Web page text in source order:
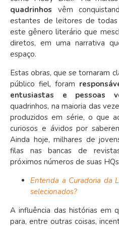
quadrinhos vêm
estantes de leitores de
este gênero literário que
diretos, em uma narrativa
espaço.
Estas obras, que se tornaram
público fiel, foram
entusiastas e pessoas
quadrinhos, na maioria das
produzidos em série, o que
curiosos e ávidos por
Ainda hoje, milhares de
filas nas bancas de
próximos números de suas
Entenda a Curadoria da
selecionados?
A influência das histórias em
para, entre outras coisas,